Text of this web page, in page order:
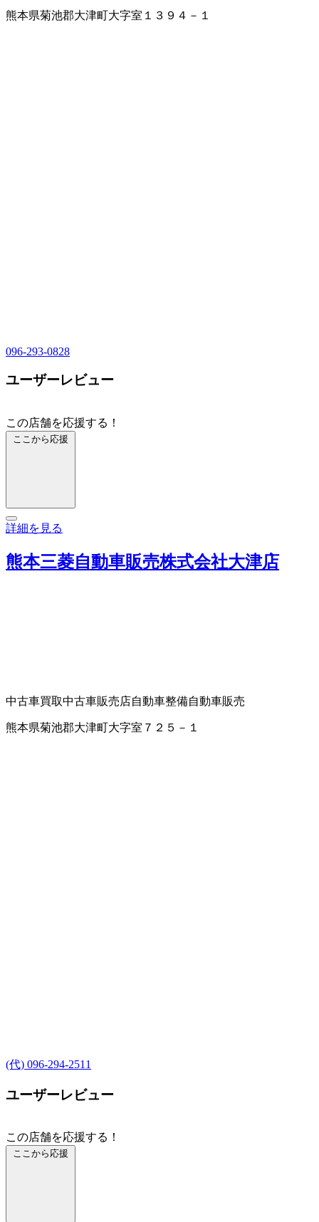
熊本県菊池郡大津町大字室１３９４－１
096-293-0828
ユーザーレビュー
この店舗を応援する！
ここから応援
詳細を見る
熊本三菱自動車販売株式会社大津店
中古車買取中古車販売店自動車整備自動車販売
熊本県菊池郡大津町大字室７２５－１
(代) 096-294-2511
ユーザーレビュー
この店舗を応援する！
ここから応援